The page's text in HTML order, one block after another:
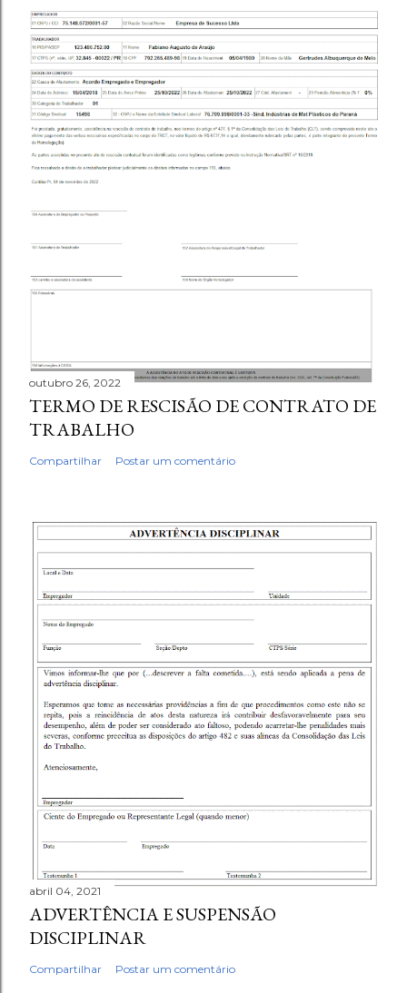
outubro 26, 2022
TERMO DE RESCISÃO DE CONTRATO DE
TRABALHO
Compartilhar Postar um comentário
abril 04, 2021
ADVERTÊNCIA E SUSPENSÃO
DISCIPLINAR
Compartilhar Postar um comentário